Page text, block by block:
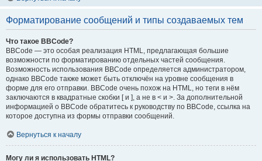
Форматирование сообщений и типы создаваемых тем
Что такое BBCode?
BBCode — это особая реализация HTML, предлагающая большие
возможности по форматированию отдельных частей сообщения.
Возможность использования BBCode определяется администратором,
однако BBCode также может быть отключён на уровне сообщения в
форме для его отправки. BBCode очень похож на HTML, но теги в нём
заключаются в квадратные скобки [ и ], а не в < и >. За дополнительной
информацией о BBCode обратитесь к руководству по BBCode, ссылка на
которое доступна из формы отправки сообщений.
Вернуться к началу
Могу ли я использовать HTML?